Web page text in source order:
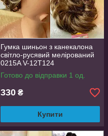
Гумка шиньон з канекалона
світло-русявий мелірований
0215A V-12T124
Готово до відправки 1 од.
330 ₴
Купити